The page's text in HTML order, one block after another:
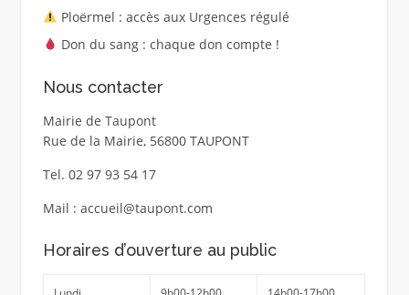
Ploërmel : accès aux Urgences régulé
Don du sang : chaque don compte !
Nous contacter
Mairie de Taupont
Rue de la Mairie, 56800 TAUPONT
Tel. 02 97 93 54 17
Mail : accueil@taupont.com
Horaires d’ouverture au public